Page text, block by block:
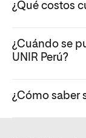
¿Qué costos
¿Cuándo se
UNIR Perú?
¿Cómo saber